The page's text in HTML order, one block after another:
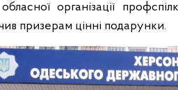
організації
призерам цінні подарунки.